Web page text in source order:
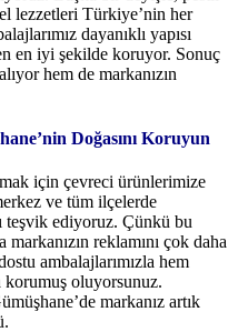
lezzetleri Türkiye’nin her
dayanıklı yapısı
en iyi şekilde koruyor. Sonuç
hem de markanızın
Doğasını Koruyun
için çevreci ürünlerimize
ve tüm ilçelerde
teşvik ediyoruz. Çünkü bu
reklamını çok daha
ambalajlarımızla hem
korumuş oluyorsunuz.
markanız artık